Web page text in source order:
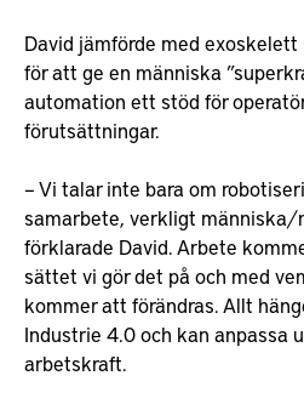
David jämförde med
för att ge en människa
automation ett stöd för
förutsättningar.
– Vi talar inte bara om
samarbete, verkligt människa/
förklarade David. Arbete
sättet vi gör det på och med
kommer att förändras. Allt
Industrie 4.0 och kan anpassa
arbetskraft.